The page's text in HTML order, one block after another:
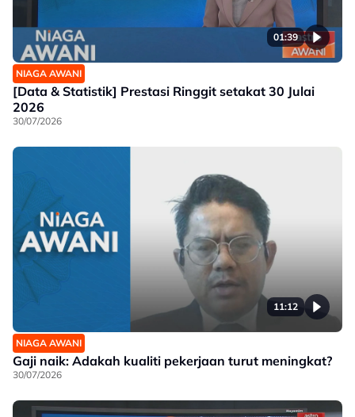
01:39
NIAGA AWANI
[Data & Statistik] Prestasi Ringgit setakat 30 Julai
2026
30/07/2026
11:12
NIAGA AWANI
Gaji naik: Adakah kualiti pekerjaan turut meningkat?
30/07/2026